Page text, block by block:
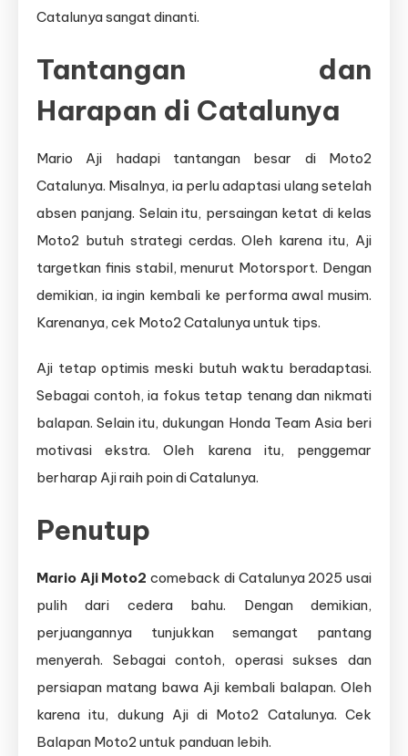
Catalunya sangat dinanti.
Tantangan dan
Harapan di Catalunya
Mario Aji hadapi tantangan besar di Moto2
Catalunya. Misalnya, ia perlu adaptasi ulang setelah
absen panjang. Selain itu, persaingan ketat di kelas
Moto2 butuh strategi cerdas. Oleh karena itu, Aji
targetkan finis stabil, menurut Motorsport. Dengan
demikian, ia ingin kembali ke performa awal musim.
Karenanya, cek Moto2 Catalunya untuk tips.
Aji tetap optimis meski butuh waktu beradaptasi.
Sebagai contoh, ia fokus tetap tenang dan nikmati
balapan. Selain itu, dukungan Honda Team Asia beri
motivasi ekstra. Oleh karena itu, penggemar
berharap Aji raih poin di Catalunya.
Penutup
Mario Aji Moto2 comeback di Catalunya 2025 usai
pulih dari cedera bahu. Dengan demikian,
perjuangannya tunjukkan semangat pantang
menyerah. Sebagai contoh, operasi sukses dan
persiapan matang bawa Aji kembali balapan. Oleh
karena itu, dukung Aji di Moto2 Catalunya. Cek
Balapan Moto2 untuk panduan lebih.